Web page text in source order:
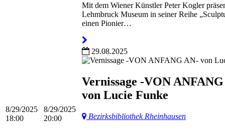
Mit dem Wiener Künstler Peter Kogler
Lehmbruck Museum in seiner Reihe
einen Pionier…
8/29/2025
18:00
8/29/2025
20:00
29.08.2025
Vernissage -VON
von Lucie Funke
Bezirksbibliothek Rheinhausen